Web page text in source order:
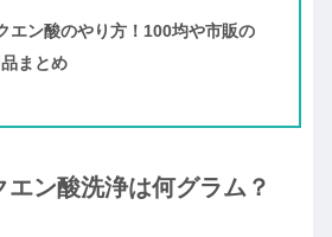
エン酸のやり方！100均や市販の
まとめ
エン酸洗浄は何グラム？